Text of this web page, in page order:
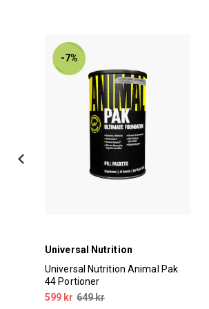
-7%
Universal Nutrition
Universal Nutrition Animal Pak
44 Portioner
599 kr 649 kr